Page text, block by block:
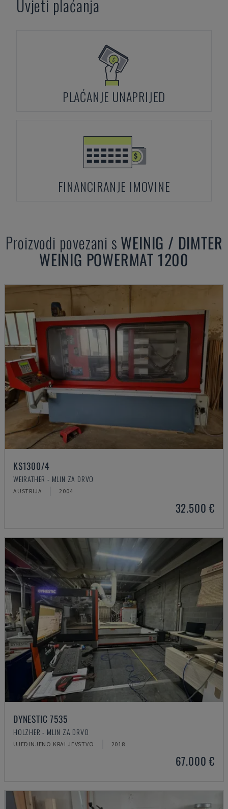
Uvjeti plaćanja
PLAĆANJE UNAPRIJED
FINANCIRANJE IMOVINE
Proizvodi povezani s WEINIG / DIMTER
WEINIG POWERMAT 1200
KS1300/4
WEIRATHER - MLIN ZA DRVO
AUSTRIJA 2004
32.500 €
DYNESTIC 7535
HOLZHER - MLIN ZA DRVO
UJEDINJENO KRALJEVSTVO 2018
67.000 €